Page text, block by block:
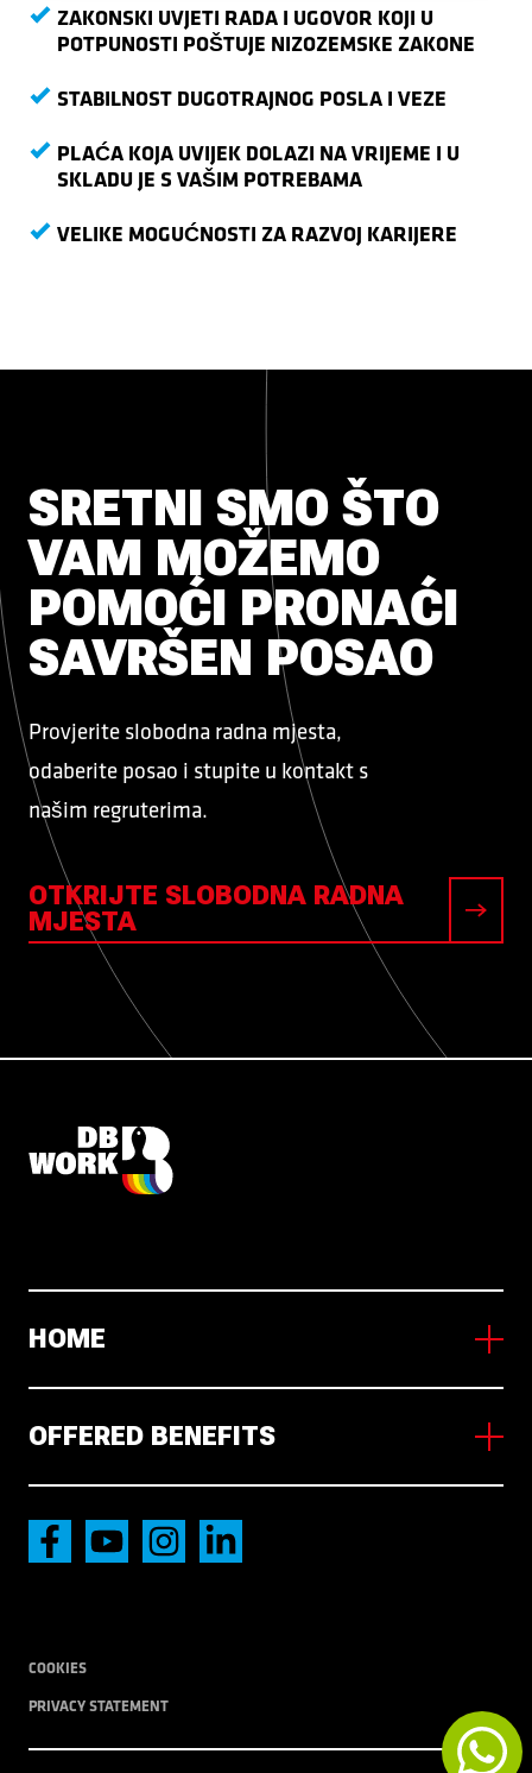
ZAKONSKI UVJETI RADA I UGOVOR KOJI U
POTPUNOSTI POŠTUJE NIZOZEMSKE ZAKONE
STABILNOST DUGOTRAJNOG POSLA I VEZE
PLAĆA KOJA UVIJEK DOLAZI NA VRIJEME I U
SKLADU JE S VAŠIM POTREBAMA
VELIKE MOGUĆNOSTI ZA RAZVOJ KARIJERE
SRETNI SMO ŠTO
VAM MOŽEMO
POMOĆI PRONAĆI
SAVRŠEN POSAO
Provjerite slobodna radna mjesta,
odaberite posao i stupite u kontakt s
našim regruterima.
OTKRIJTE SLOBODNA RADNA
MJESTA
HOME
About us
Working in NL
OFFERED BENEFITS
Radna mjesta
Accommodation
COOKIES
PRIVACY STATEMENT